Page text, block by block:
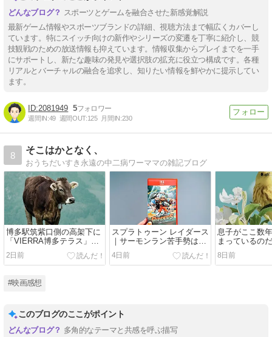
スポーツとゲームを融合させた新感覚解説
最新ゲーム情報やスポーツブランドの詳細、視聴方法まで幅広くカバーし
ています。特にスイッチ向けの新作やシリーズの変遷を丁寧に紹介し、競
技観戦のための放送情報も抑えています。情報収集からプレイまでを一手
にサポートし、新たな趣味の発見や選択肢の拡充に役立つ構成です。各種
リアルとバーチャルの融合を追求し、知りたい情報を鮮やかに提示してい
ます。
2081949 5
週間IN:49 週間OUT:125 月間IN:230
8
そこはかとなく、
おうちだいすき永遠の中二病ワーママの雑記ブログ
博多駅筑紫口側の高架下に
「VIERRA博多テラス」が
オープンするらしい
2日前
スプラトゥーン レイダース
｜サーモンラン苦手勢はち
ょっと苦戦中…
4日前
息子がここ数
まっているの
8日前
#映画感想
このブログのここがポイント
多角的なテーマと共感を呼ぶ描写